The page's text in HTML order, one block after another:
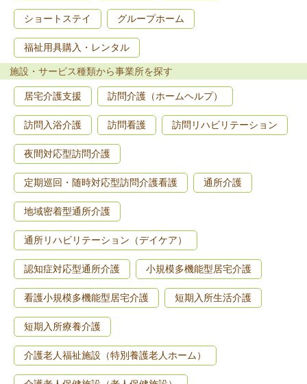
ショートステイ グループホーム
福祉用具購入・レンタル
施設・サービス種類から事業所を探す
居宅介護支援 訪問介護（ホームヘルプ）
訪問入浴介護 訪問看護 訪問リハビリテーション
夜間対応型訪問介護
定期巡回・随時対応型訪問介護看護 通所介護
地域密着型通所介護
通所リハビリテーション（デイケア）
認知症対応型通所介護 小規模多機能型居宅介護
看護小規模多機能型居宅介護 短期入所生活介護
短期入所療養介護
介護老人福祉施設（特別養護老人ホーム）